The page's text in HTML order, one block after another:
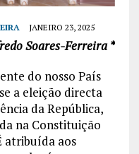
JANEIRO 23, 2025
Soares-Ferreira *
do nosso País
a eleição directa
da República,
na Constituição
atribuída aos